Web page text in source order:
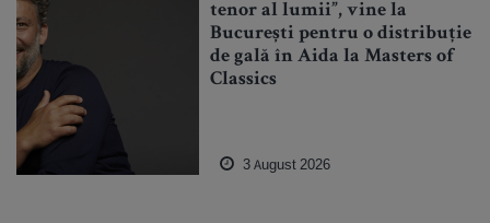
tenor al lumii”, vine la
București pentru o distribuție
de gală în Aida la Masters of
Classics
3 August 2026